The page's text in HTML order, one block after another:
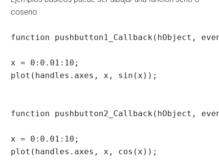
coseno.
function pushbutton1_Callback(hObject,
x = 0:0.01:10;
plot(handles.axes, x, sin(x));
function pushbutton2_Callback(hObject,
x = 0:0.01:10;
plot(handles.axes, x, cos(x));